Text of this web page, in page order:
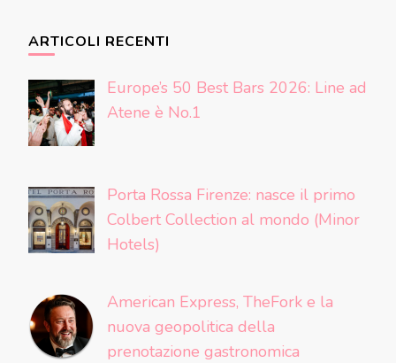
ARTICOLI RECENTI
Europe’s 50 Best Bars 2026: Line ad
Atene è No.1
Porta Rossa Firenze: nasce il primo
Colbert Collection al mondo (Minor
Hotels)
American Express, TheFork e la
nuova geopolitica della
prenotazione gastronomica